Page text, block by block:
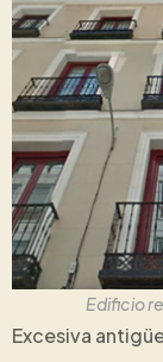
Edificio
Excesiva